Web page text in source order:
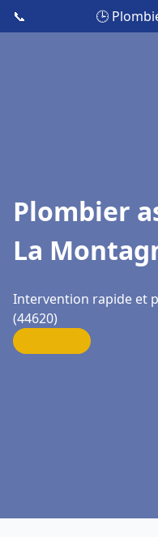
📞 🕒
Plombier
La
Intervention rapide et
(44620)